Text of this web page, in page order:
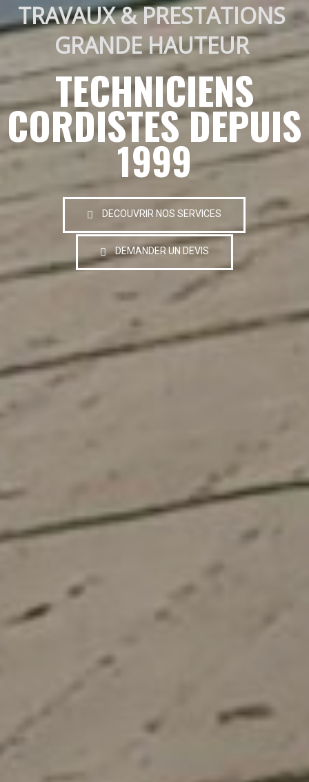
TRAVAUX & PRESTATIONS
GRANDE HAUTEUR
TECHNICIENS
CORDISTES DEPUIS
1999
DECOUVRIR NOS SERVICES
DEMANDER UN DEVIS